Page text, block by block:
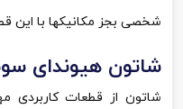
شخصی بجز مکانیکها با این
شاتون هیوندای
شاتون از قطعات